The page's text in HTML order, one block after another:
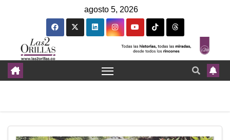
agosto 5, 2026